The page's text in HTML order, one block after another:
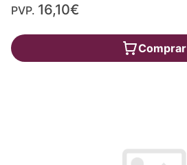
PVP. 16,10€
Comprar